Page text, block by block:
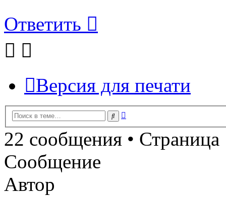
Ответить
Версия для печати
Поиск
22 сообщения • Страница
Сообщение
Автор